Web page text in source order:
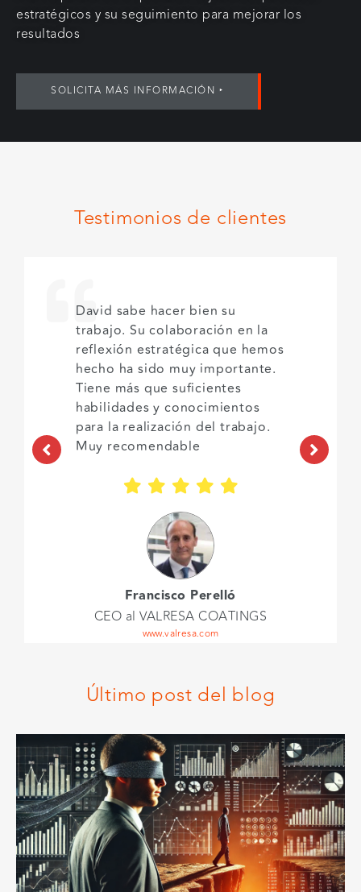
estratégicos y su seguimiento para mejorar los
resultados
SOLICITA MÁS INFORMACIÓN ‣
Testimonios de clientes
David sabe hacer bien su
trabajo. Su colaboración en la
reflexión estratégica que hemos
hecho ha sido muy importante.
Tiene más que suficientes
habilidades y conocimientos
para la realización del trabajo.
Muy recomendable
Francisco Perelló
CEO al VALRESA COATINGS
www.valresa.com
Último post del blog